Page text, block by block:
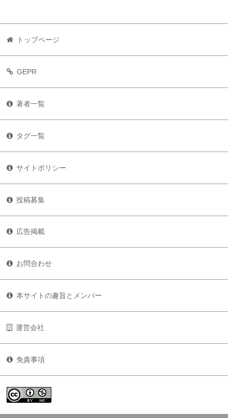
トップページ
GEPR
著者一覧
タグ一覧
サイトポリシー
投稿募集
広告掲載
お問合わせ
本サイトの趣旨とメンバー
運営会社
免責事項